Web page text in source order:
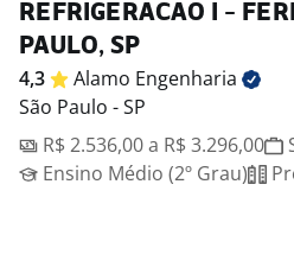
REFRIGERACAO I -
PAULO, SP
4,3 Alamo Engenharia
São Paulo - SP
R$ 2.536,00 a R$ 3.296,00
Ensino Médio (2º Grau)